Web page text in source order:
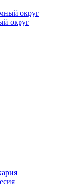
округ
округ